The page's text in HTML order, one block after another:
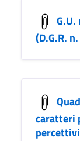
(D.G.R.
caratteri
percettivi